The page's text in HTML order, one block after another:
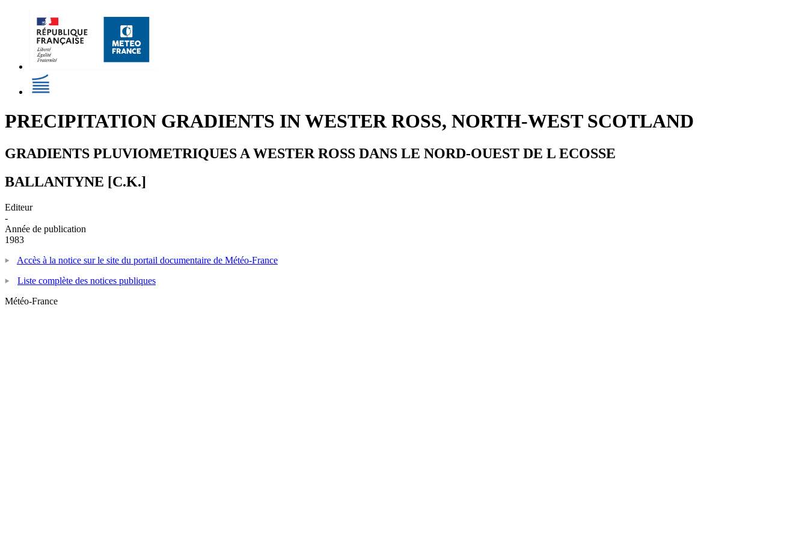
PRECIPITATION GRADIENTS IN WESTER ROSS, NORTH-WEST SCOTLAND
GRADIENTS PLUVIOMETRIQUES A WESTER ROSS DANS LE NORD-OUEST DE L ECOSSE
BALLANTYNE [C.K.]
Editeur
-
Année de publication
1983
Accès à la notice sur le site du portail documentaire de Météo-France
Liste complète des notices publiques
Météo-France